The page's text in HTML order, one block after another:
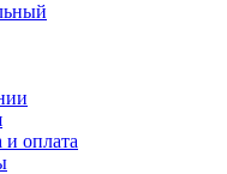
и оплата